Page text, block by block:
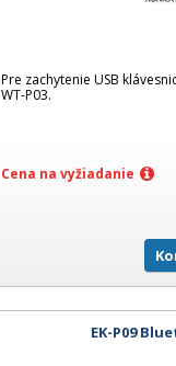
Pre zachytenie USB
WT-P03.
Cena na vyžiadanie
EK-P09